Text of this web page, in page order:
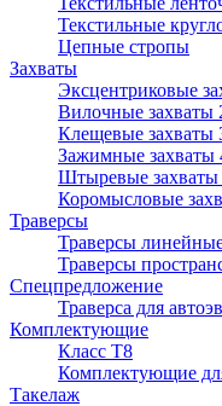
Текстильные
Цепные стропы
Захваты
Эксцентриковые
Вилочные
Клещевые
Зажимные
Штыревые
Коромысловые
Траверсы
Траверсы
Траверсы
Спецпредложение
Траверса для
Комплектующие
Класс Т8
Комплектующие
Такелаж